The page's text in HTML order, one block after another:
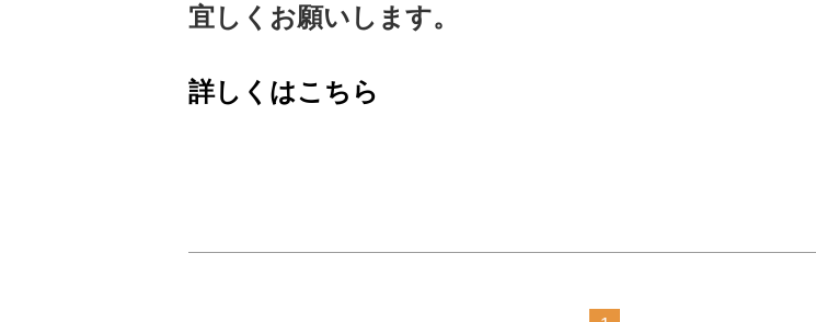
宜しくお願いします。
詳しくはこちら